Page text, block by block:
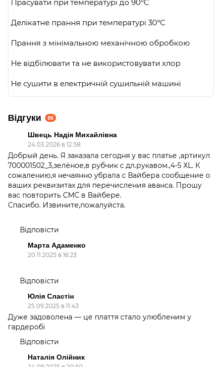
Прасувати при температурі до 90°C
Делікатне прання при температурі 30°C
Прання з мінімальною механічною обробкою
Не відбілювати та не використовувати хлор
Не сушити в електричній сушильній машині
Відгуки 86
Швець Надія Михайлівна
24.03.2026 в 12:58
Добрый день. Я заказала сегодня у вас платье ,артикул
700001502_3,зелёное,в рубчик с дл.рукавом.,4-5 ХL. К
сожалению,я нечаянно убрала с Вайбера сообщение о
ваших реквизитах для перечисления аванса. Прошу
вас повторить СМС в Вайбере.
Спасибо. Извините,пожалуйста.
Відповісти
Марта Адаменко
20.11.2025 в 16:23
Відповісти
Юлія Сластін
25.09.2025 в 11:43
Дуже задоволена — це плаття стало улюбленим у
гардеробі
Відповісти
Наталія Олійник